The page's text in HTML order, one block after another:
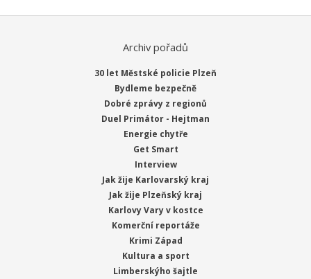
Archiv pořadů
30 let Městské policie Plzeň
Bydleme bezpečně
Dobré zprávy z regionů
Duel Primátor - Hejtman
Energie chytře
Get Smart
Interview
Jak žije Karlovarský kraj
Jak žije Plzeňský kraj
Karlovy Vary v kostce
Komerční reportáže
Krimi Západ
Kultura a sport
Limberskýho šajtle